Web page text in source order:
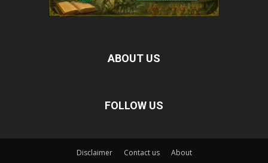
ABOUT US
FOLLOW US
Disclaimer Contact us About